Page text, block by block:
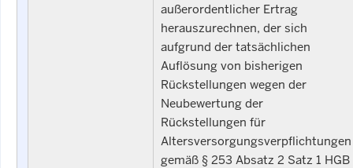
außerordentlicher Ertrag
herauszurechnen, der sich
aufgrund der tatsächlichen
Auflösung von bisherigen
Rückstellungen wegen der
Neubewertung der
Rückstellungen für
Altersversorgungsverpflichtungen
gemäß § 253 Absatz 2 Satz 1 HGB